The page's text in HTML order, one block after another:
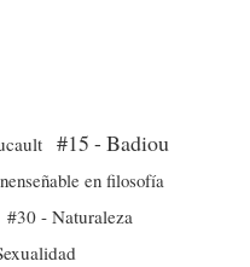
#15 - Badiou
en filosofía
#30 - Naturaleza